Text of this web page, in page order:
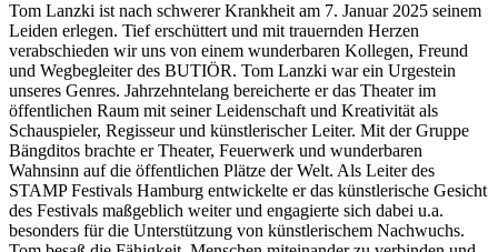
Tom Lanzki ist nach schwerer Krankheit am 7. Januar 2025 seinem
Leiden erlegen. Tief erschüttert und mit trauernden Herzen
verabschieden wir uns von einem wunderbaren Kollegen, Freund
und Wegbegleiter des BUTIÖR. Tom Lanzki war ein Urgestein
unseres Genres. Jahrzehntelang bereicherte er das Theater im
öffentlichen Raum mit seiner Leidenschaft und Kreativität als
Schauspieler, Regisseur und künstlerischer Leiter. Mit der Gruppe
Bängditos brachte er Theater, Feuerwerk und wunderbaren
Wahnsinn auf die öffentlichen Plätze der Welt. Als Leiter des
STAMP Festivals Hamburg entwickelte er das künstlerische Gesicht
des Festivals maßgeblich weiter und engagierte sich dabei u.a.
besonders für die Unterstützung von künstlerischem Nachwuchs.